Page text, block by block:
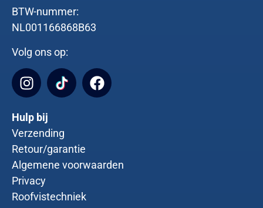
BTW-nummer:
NL001166868B63
Volg ons op:
Hulp bij
Verzending
Retour/garantie
Algemene voorwaarden
Privacy
Roofvistechniek